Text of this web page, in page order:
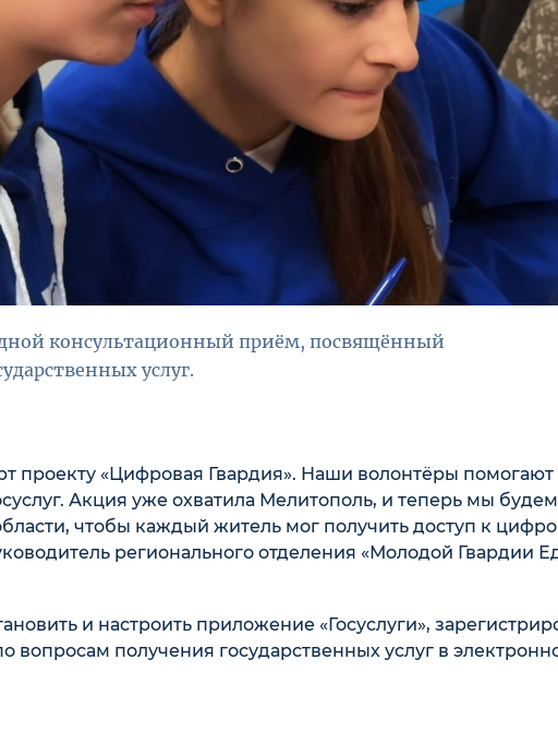
консультационный приём, посвящённый
услуг.
проекту «Цифровая Гвардия». Наши волонтёры помогают
Акция уже охватила Мелитополь, и теперь мы будем
чтобы каждый житель мог получить доступ к
регионального отделения «Молодой Гвардии
и настроить приложение «Госуслуги»,
вопросам получения государственных услуг в